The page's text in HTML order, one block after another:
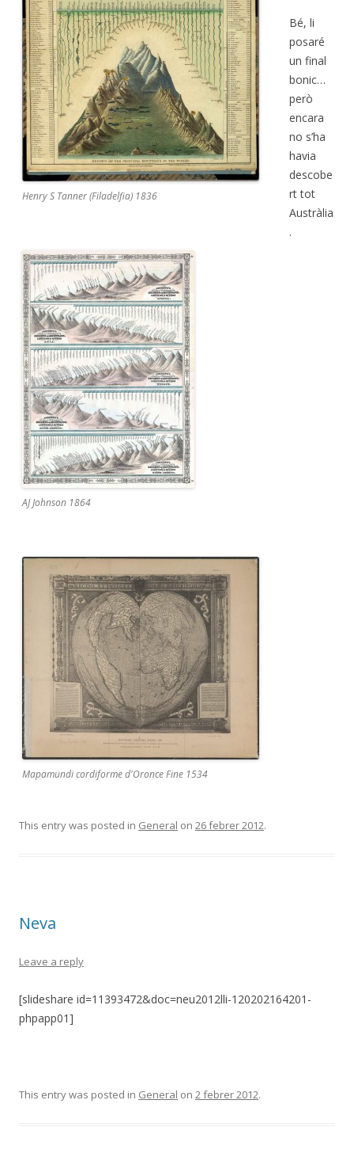
Henry S Tanner (Filadelfia) 1836
AJ Johnson 1864
Bé, li
posaré
un final
bonic…
però
encara
no s’ha
havia
descobe
rt tot
Austràlia
.
Mapamundi cordiforme d'Oronce Fine 1534
This entry was posted in General on 26 febrer 2012.
Neva
Leave a reply
[slideshare id=11393472&doc=neu2012lli-120202164201-
phpapp01]
This entry was posted in General on 2 febrer 2012.